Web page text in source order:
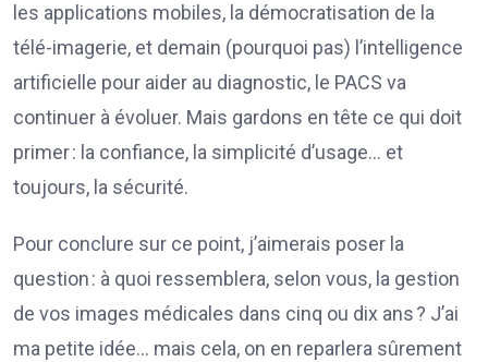
les applications mobiles, la démocratisation de la
télé-imagerie, et demain (pourquoi pas) l’intelligence
artificielle pour aider au diagnostic, le PACS va
continuer à évoluer. Mais gardons en tête ce qui doit
primer : la confiance, la simplicité d’usage… et
toujours, la sécurité.
Pour conclure sur ce point, j’aimerais poser la
question : à quoi ressemblera, selon vous, la gestion
de vos images médicales dans cinq ou dix ans ? J’ai
ma petite idée… mais cela, on en reparlera sûrement